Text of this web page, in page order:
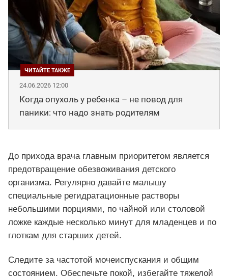
24.06.2026 12:00
Когда опухоль у ребенка – не повод для
паники: что надо знать родителям
До прихода врача главным приоритетом является
предотвращение обезвоживания детского
организма. Регулярно давайте малышу
специальные регидратационные растворы
небольшими порциями, по чайной или столовой
ложке каждые несколько минут для младенцев и по
глоткам для старших детей.
Следите за частотой мочеиспускания и общим
состоянием. Обеспечьте покой, избегайте тяжелой